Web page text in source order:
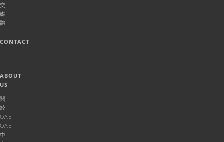
交
媒
體
CONTACT
ABOUT
US
關
於
OAE
OAE
中